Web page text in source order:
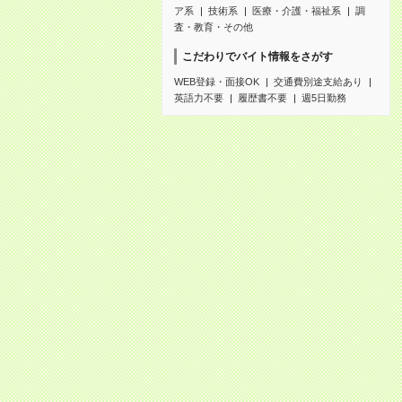
ア系 技術系 医療・介護・福祉系
調
査・教育・その他
こだわりでバイト情報をさがす
WEB登録・面接OK
交通費別途支給あり
英語力不要
履歴書不要 週5日勤務